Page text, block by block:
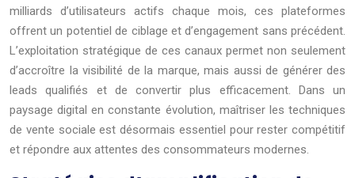
milliards d’utilisateurs actifs chaque mois, ces plateformes
offrent un potentiel de ciblage et d’engagement sans précédent.
L’exploitation stratégique de ces canaux permet non seulement
d’accroître la visibilité de la marque, mais aussi de générer des
leads qualifiés et de convertir plus efficacement. Dans un
paysage digital en constante évolution, maîtriser les techniques
de vente sociale est désormais essentiel pour rester compétitif
et répondre aux attentes des consommateurs modernes.